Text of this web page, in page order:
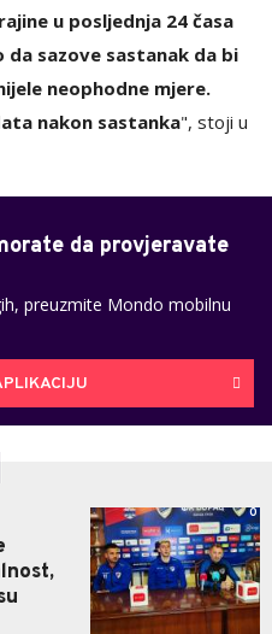
u posljednja 24 časa
da sazove sastanak da bi
neophodne mjere.
nakon sastanka", stoji u
da provjeravate
preuzmite Mondo mobilnu
0